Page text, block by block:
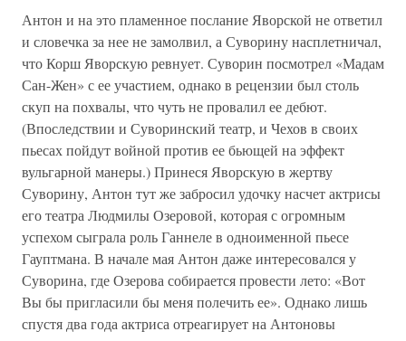
Антон и на это пламенное послание Яворской не ответил
и словечка за нее не замолвил, а Суворину насплетничал,
что Корш Яворскую ревнует. Суворин посмотрел «Мадам
Сан-Жен» с ее участием, однако в рецензии был столь
скуп на похвалы, что чуть не провалил ее дебют.
(Впоследствии и Суворинский театр, и Чехов в своих
пьесах пойдут войной против ее бьющей на эффект
вульгарной манеры.) Принеся Яворскую в жертву
Суворину, Антон тут же забросил удочку насчет актрисы
его театра Людмилы Озеровой, которая с огромным
успехом сыграла роль Ганнеле в одноименной пьесе
Гауптмана. В начале мая Антон даже интересовался у
Суворина, где Озерова собирается провести лето: «Вот
Вы бы пригласили бы меня полечить ее». Однако лишь
спустя два года актриса отреагирует на Антоновы